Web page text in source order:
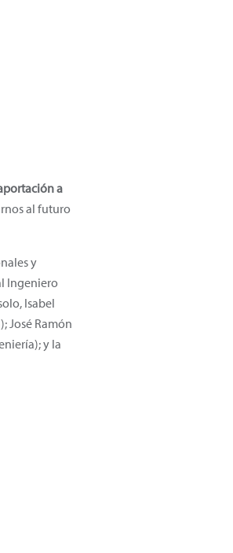
a
al futuro
y
Ingeniero
Isabel
José Ramón
y la